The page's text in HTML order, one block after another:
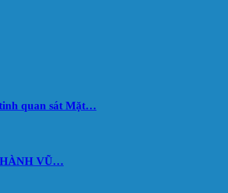
tinh quan sát Mặt…
VŨ…